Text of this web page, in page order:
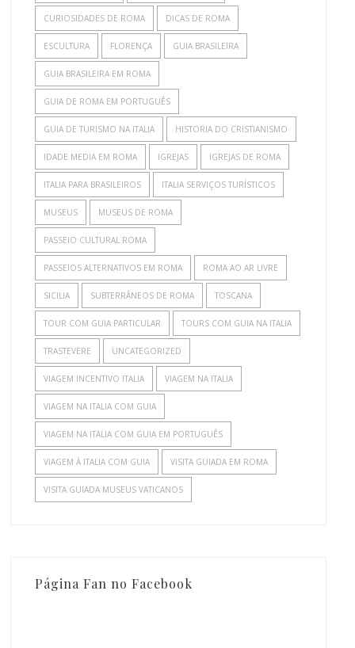
CURIOSIDADES DE ROMA DICAS DE ROMA
ESCULTURA FLORENÇA GUIA BRASILEIRA
GUIA BRASILEIRA EM ROMA
GUIA DE ROMA EM PORTUGUÊS
GUIA DE TURISMO NA ITALIA HISTORIA DO CRISTIANISMO
IDADE MEDIA EM ROMA IGREJAS IGREJAS DE ROMA
ITALIA PARA BRASILEIROS ITALIA SERVIÇOS TURÍSTICOS
MUSEUS MUSEUS DE ROMA
PASSEIO CULTURAL ROMA
PASSEIOS ALTERNATIVOS EM ROMA ROMA AO AR LIVRE
SICILIA SUBTERRÂNEOS DE ROMA TOSCANA
TOUR COM GUIA PARTICULAR TOURS COM GUIA NA ITALIA
TRASTEVERE UNCATEGORIZED
VIAGEM INCENTIVO ITALIA VIAGEM NA ITALIA
VIAGEM NA ITALIA COM GUIA
VIAGEM NA ITALIA COM GUIA EM PORTUGUÊS
VIAGEM À ITALIA COM GUIA VISITA GUIADA EM ROMA
VISITA GUIADA MUSEUS VATICANOS
Página Fan no Facebook